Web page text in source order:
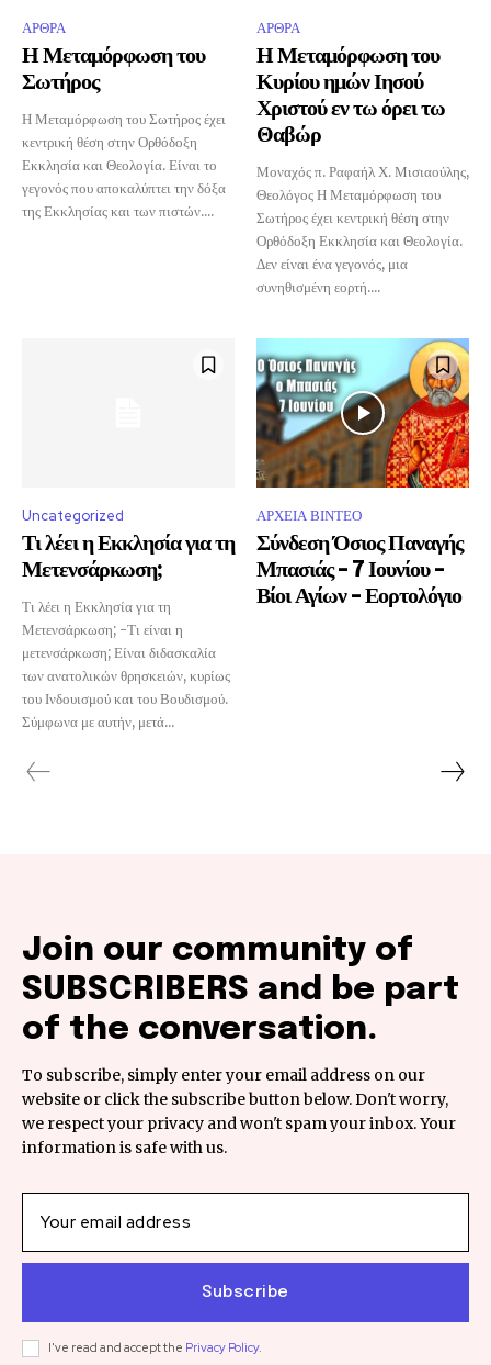
ΑΡΘΡΑ
Η Μεταμόρφωση του
Σωτήρος
Η Μεταμόρφωση του Σωτήρος έχει
κεντρική θέση στην Ορθόδοξη
Εκκλησία και Θεολογία. Είναι το
γεγονός που αποκαλύπτει την δόξα
της Εκκλησίας και των πιστών....
ΑΡΘΡΑ
Η Μεταμόρφωση του
Κυρίου ημών Ιησού
Χριστού εν τω όρει τω
Θαβώρ
Μοναχός π. Ραφαήλ Χ. Μισιαούλης,
Θεολόγος Η Μεταμόρφωση του
Σωτήρος έχει κεντρική θέση στην
Ορθόδοξη Εκκλησία και Θεολογία.
Δεν είναι ένα γεγονός, μια
συνηθισμένη εορτή....
Uncategorized
Τι λέει η Εκκλησία για τη
Μετενσάρκωση;
Τι λέει η Εκκλησία για τη
Μετενσάρκωση; -Τι είναι η
μετενσάρκωση; Είναι διδασκαλία
των ανατολικών θρησκειών, κυρίως
του Ινδουισμού και του Βουδισμού.
Σύμφωνα με αυτήν, μετά...
ΑΡΧΕΙΑ ΒΙΝΤΕΟ
Σύνδεση Όσιος Παναγής
Μπασιάς – 7 Ιουνίου –
Βίοι Αγίων – Εορτολόγιο
Join our community of
SUBSCRIBERS and be part
of the conversation.
To subscribe, simply enter your email address on our
website or click the subscribe button below. Don't worry,
we respect your privacy and won't spam your inbox. Your
information is safe with us.
Subscribe
I've read and accept the Privacy Policy.